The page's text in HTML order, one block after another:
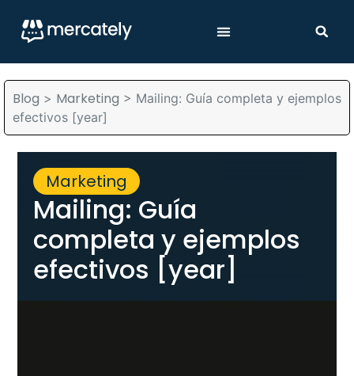
Blog > Marketing > Mailing: Guía completa y ejemplos
efectivos [year]
Marketing
Mailing: Guía
completa y ejemplos
efectivos [year]